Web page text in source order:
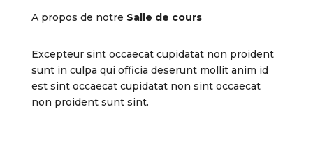
A propos de notre Salle de cours
Excepteur sint occaecat cupidatat non proident
sunt in culpa qui officia deserunt mollit anim id
est sint occaecat cupidatat non sint occaecat
non proident sunt sint.